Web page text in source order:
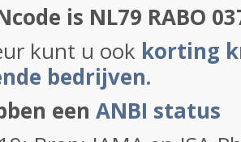
is NL79 RABO
kunt u ook korting
bedrijven.
een ANBI status